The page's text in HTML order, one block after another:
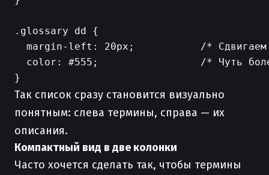
.glossary dd {
margin-left: 20px;           /*
color: #555;                 /* Чуть
Так список сразу становится визуально
понятным: слева термины, справа — их
описания.
Компактный вид в две колонки
Часто хочется сделать так, чтобы термины